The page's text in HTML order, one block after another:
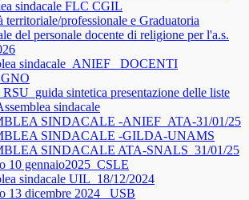
sindacale FLC CGIL
territoriale/professionale e Graduatoria
del personale docente di religione per l'a.s.
sindacale_ANIEF_ DOCENTI
sintetica presentazione delle liste
sindacale
SINDACALE -ANIEF_ATA-31/01/25
SINDACALE -GILDA-UNAMS
SINDACALE ATA-SNALS_31/01/25
10 gennaio2025_CSLE
sindacale UIL_18/12/2024
13 dicembre 2024_ USB